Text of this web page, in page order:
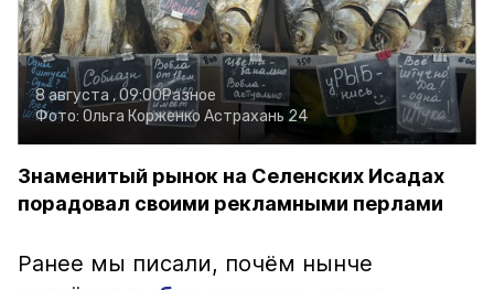
8 августа , 09:00Разное
Фото: Ольга Корженко Астрахань 24
Знаменитый рынок на Селенских Исадах
порадовал своими рекламными перлами
Ранее мы писали, почём нынче